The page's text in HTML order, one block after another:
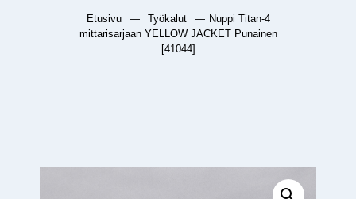
Etusivu — Työkalut — Nuppi Titan-4
mittarisarjaan YELLOW JACKET Punainen
[41044]